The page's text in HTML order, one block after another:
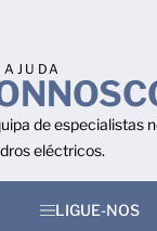
de especialistas
eléctricos.
LIGUE-NOS